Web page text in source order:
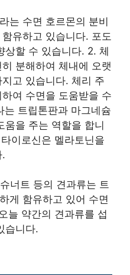
는 수면 호르몬의 분비
유하고 있습니다. 포도
상할 수 있습니다. 2. 체
분해하여 체내에 오랫
고 있습니다. 체리 주
여 수면을 도움받을 수
트립톤판과 마그네슘
움을 주는 역할을 합니
이로신은 멜라토닌을
.
너트 등의 견과류는 트
게 함유하고 있어 수면
늘 약간의 견과류를 섭
습니다.